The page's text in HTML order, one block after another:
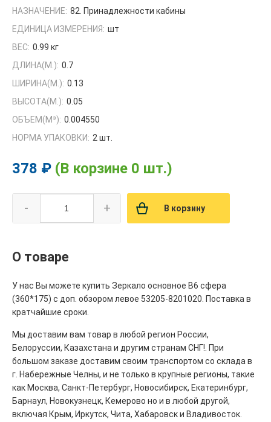
НАЗНАЧЕНИЕ: 82. Принадлежности кабины
ЕДИНИЦА ИЗМЕРЕНИЯ: шт
ВЕС: 0.99 кг
ДЛИНА(М.): 0.7
ШИРИНА(М.): 0.13
ВЫСОТА(М.): 0.05
ОБЪЕМ(M³): 0.004550
НОРМА УПАКОВКИ: 2 шт.
378 ₽ (В корзине 0 шт.)
- + В корзину
О товаре
У нас Вы можете купить Зеркало основное В6 сфера
(360*175) с доп. обзором левое 53205-8201020. Поставка в
кратчайшие сроки.
Мы доставим вам товар в любой регион России,
Белоруссии, Казахстана и другим странам СНГ!. При
большом заказе доставим своим транспортом со склада в
г. Набережные Челны, и не только в крупные регионы, такие
как Москва, Санкт-Петербург, Новосибирск, Екатеринбург,
Барнаул, Новокузнецк, Кемерово но и в любой другой,
включая Крым, Иркутск, Чита, Хабаровск и Владивосток.